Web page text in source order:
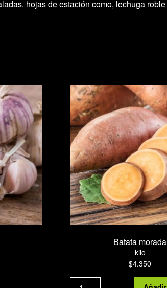
hojas de estación como, lechuga roble
Batata morada
kilo
$4.350
Batata